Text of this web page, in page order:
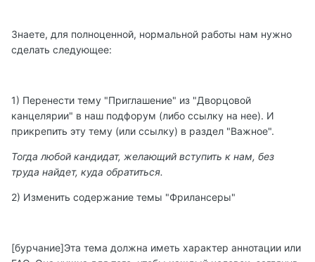
Знаете, для полноценной, нормальной работы нам нужно
сделать следующее:
1) Перенести тему "Приглашение" из "Дворцовой
канцелярии" в наш подфорум (либо ссылку на нее). И
прикрепить эту тему (или ссылку) в раздел "Важное".
Тогда любой кандидат, желающий вступить к нам, без
труда найдет, куда обратиться.
2) Изменить содержание темы "Фрилансеры"
[бурчание]Эта тема должна иметь характер аннотации или